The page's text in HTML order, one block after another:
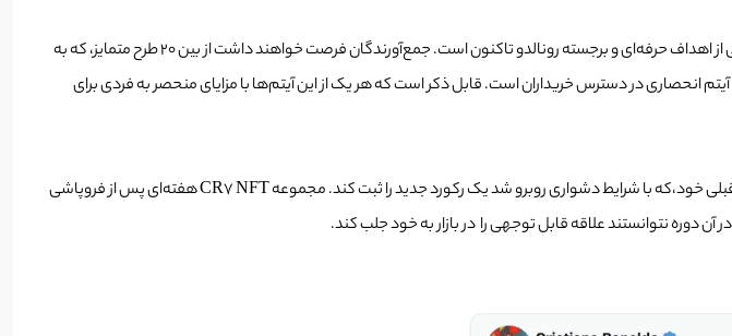
ان اف تی جدید رونالدو که تاریخ عرضه آن برای تاریخ 3 ژولای زمانبندی شده است، تجلیلی از اهداف حرفه‌ای و برجسته رونالدو تاکنون است. جمع‌آورندگان فرصت خواهند داشت از بین 20 طرح متمایز، که به
چهار سطح تقسیم شده‌اند، انتخاب کنند. ان اف تی جدید رونالدو شامل شش طرح منحصر به فرد هستند و در کل 120 آیتم انحصاری در دسترس خریداران است. قابل ذکر است که هر یک از این آیتم‌ها با مزایای منحصر به فردی برای
جدید رونالدو فرصتی دوباره برای رونالدو است که با نگاهی به زمانبندی انتشار مجموعه قبلی خود،که با شرایط دشواری روبرو شد یک رکورد جدید را ثبت کند. مجموعه CR7 NFT هفته‌ای پس از فروپاشی